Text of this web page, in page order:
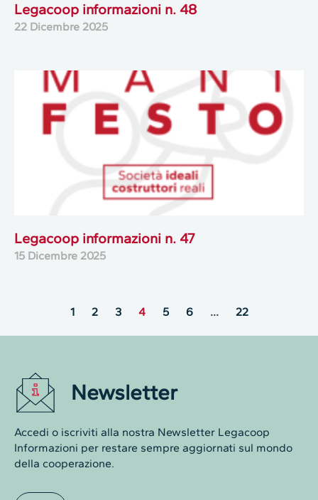
Legacoop informazioni n. 48
22 Dicembre 2025
Legacoop informazioni n. 47
15 Dicembre 2025
1 2 3 4 5 6 … 22
Newsletter
Accedi o iscriviti alla nostra Newsletter Legacoop
Informazioni per restare sempre aggiornati sul mondo
della cooperazione.